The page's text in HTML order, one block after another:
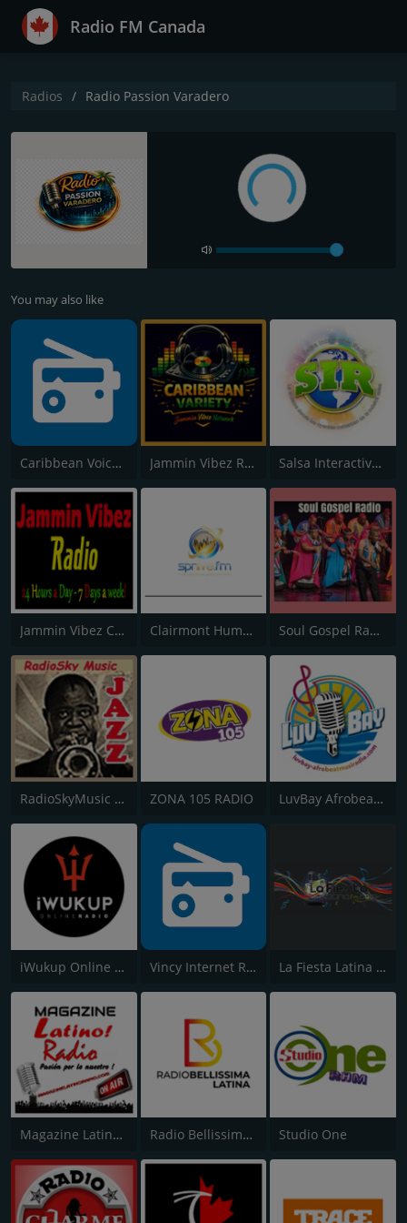
Radio FM Canada
Radios Radio Passion Varadero
You may also like
Caribbean Voice Radio Jammin Vibez Radio - 24/7 Salsa Interactiva Radio
Jammin Vibez Classics Clairmont Humphrey Soul Gospel Radio
RadioSkyMusic Jazz ZONA 105 RADIO LuvBay Afrobeat Music/Talk Radio
iWukup Online Radio Vincy Internet Radio La Fiesta Latina Fm
Magazine Latino Radio Radio Bellissima Latina Studio One